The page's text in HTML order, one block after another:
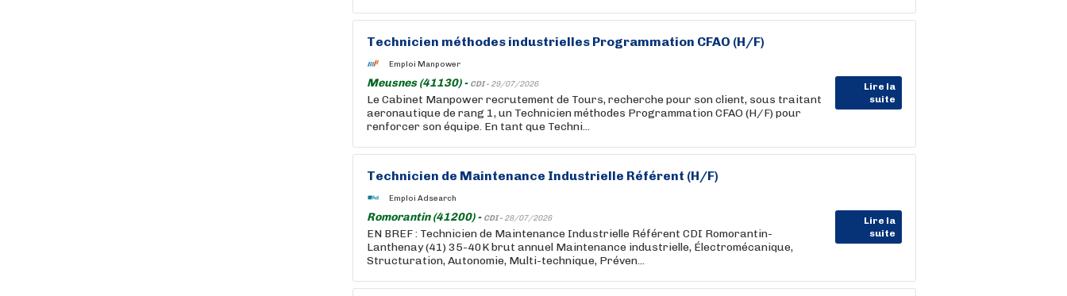
Technicien méthodes industrielles Programmation CFAO (H/F)
Emploi Manpower
Meusnes (41130) - CDI - 29/07/2026
Lire la
suite
Le Cabinet Manpower recrutement de Tours, recherche pour son client, sous traitant
aeronautique de rang 1, un Technicien méthodes Programmation CFAO (H/F) pour
renforcer son équipe. En tant que Techni...
Technicien de Maintenance Industrielle Référent (H/F)
Emploi Adsearch
Romorantin (41200) - CDI - 28/07/2026
Lire la
suite
EN BREF : Technicien de Maintenance Industrielle Référent CDI Romorantin-
Lanthenay (41) 35-40K brut annuel Maintenance industrielle, Électromécanique,
Structuration, Autonomie, Multi-technique, Préven...